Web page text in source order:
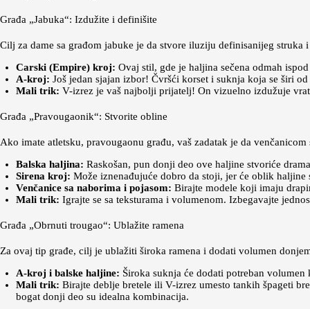
Građa „Jabuka“: Izdužite i definišite
Cilj za dame sa građom jabuke je da stvore iluziju definisanijeg struka
Carski (Empire) kroj: Ovaj stil, gde je haljina sečena odmah
A-kroj: Još jedan sjajan izbor! Čvršći korset i suknja koja se širi
Mali trik: V-izrez je vaš najbolji prijatelj! On vizuelno izdužuje
Građa „Pravougaonik“: Stvorite obline
Ako imate atletsku, pravougaonu građu, vaš zadatak je da
Balska haljina: Raskošan, pun donji deo ove haljine stvoriće
Sirena kroj: Može iznenađujuće dobro da stoji, jer će oblik
Venčanice sa naborima i pojasom: Birajte modele koji imaju
Mali trik: Igrajte se sa teksturama i volumenom. Izbegavajte
Građa „Obrnuti trougao“: Ublažite ramena
Za ovaj tip građe, cilj je ublažiti široka ramena i dodati volumen
A-kroj i balske haljine: Široka suknja će dodati potreban
Mali trik: Birajte deblje bretele ili V-izrez umesto tankih špageti
bogat donji deo su idealna kombinacija.